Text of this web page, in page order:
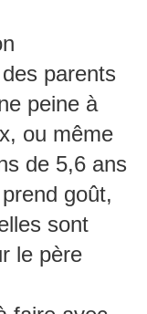
parents
peine à
ou même
de 5,6 ans
goût,
sont
le père